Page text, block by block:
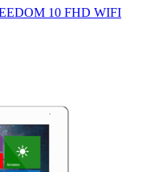
10 FHD WIFI